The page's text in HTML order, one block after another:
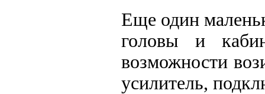
Еще один
головы и
возможности
усилитель,